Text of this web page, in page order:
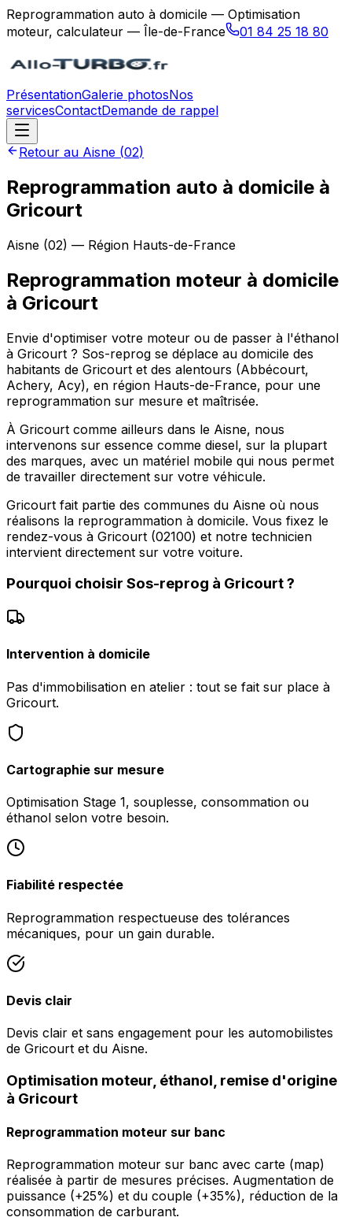
Reprogrammation auto à domicile — Optimisation
moteur, calculateur — Île-de-France
01 84 25 18 80
PrésentationGalerie photosNos
servicesContactDemande de rappel
Retour au Aisne (02)
Reprogrammation auto à domicile à
Gricourt
Aisne (02) — Région Hauts-de-France
Reprogrammation moteur à domicile
à Gricourt
Envie d'optimiser votre moteur ou de passer à l'éthanol
à Gricourt ? Sos-reprog se déplace au domicile des
habitants de Gricourt et des alentours (Abbécourt,
Achery, Acy), en région Hauts-de-France, pour une
reprogrammation sur mesure et maîtrisée.
À Gricourt comme ailleurs dans le Aisne, nous
intervenons sur essence comme diesel, sur la plupart
des marques, avec un matériel mobile qui nous permet
de travailler directement sur votre véhicule.
Gricourt fait partie des communes du Aisne où nous
réalisons la reprogrammation à domicile. Vous fixez le
rendez-vous à Gricourt (02100) et notre technicien
intervient directement sur votre voiture.
Pourquoi choisir Sos-reprog à Gricourt?
Intervention à domicile
Pas d'immobilisation en atelier : tout se fait sur place à
Gricourt.
Cartographie sur mesure
Optimisation Stage 1, souplesse, consommation ou
éthanol selon votre besoin.
Fiabilité respectée
Reprogrammation respectueuse des tolérances
mécaniques, pour un gain durable.
Devis clair
Devis clair et sans engagement pour les automobilistes
de Gricourt et du Aisne.
Optimisation moteur, éthanol, remise d'origine
à Gricourt
Reprogrammation moteur sur banc
Reprogrammation moteur sur banc avec carte (map)
réalisée à partir de mesures précises. Augmentation de
puissance (+25%) et du couple (+35%), réduction de la
consommation de carburant.